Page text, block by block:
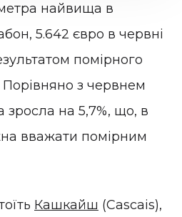
найвища в
5.642 євро в червні
помірного
Порівняно з червнем
зросла на 5,7%, що, в
вважати помірним
Кашкайш (Cascais),